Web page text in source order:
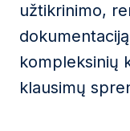
užtikrinimo,
kompleksinių
klausimų